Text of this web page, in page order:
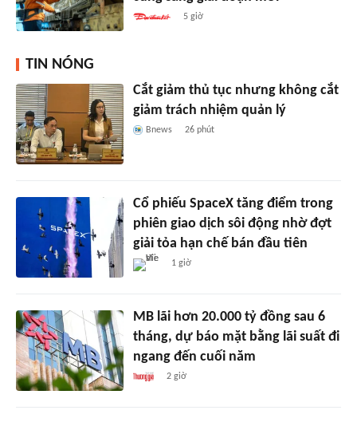
5 giờ
TIN NÓNG
Cắt giảm thủ tục nhưng không cắt
giảm trách nhiệm quản lý
Bnews 26 phút
Cổ phiếu SpaceX tăng điểm trong
phiên giao dịch sôi động nhờ đợt
giải tỏa hạn chế bán đầu tiên
1 giờ
MB lãi hơn 20.000 tỷ đồng sau 6
tháng, dự báo mặt bằng lãi suất đi
ngang đến cuối năm
2 giờ